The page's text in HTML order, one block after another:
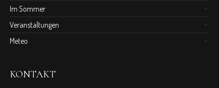
Im Sommer
Veranstaltungen
Meteo
KONTAKT